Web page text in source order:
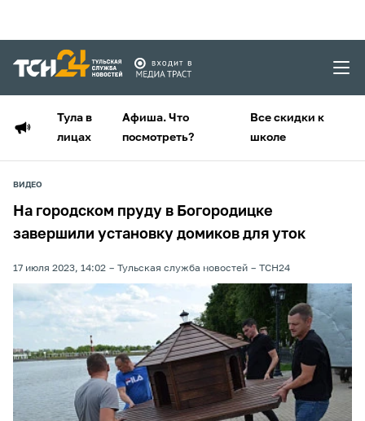
Тула в
лицах
Афиша. Что
посмотреть?
Все скидки к
школе
ВИДЕО
На городском пруду в Богородицке
завершили установку домиков для уток
17 июля 2023, 14:02 Тульская служба новостей ТСН24